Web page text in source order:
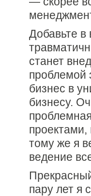
Добавьте
станет
проблемой
бизнес в
бизнесу.
проектами,
тому же я
ведение
пару лет я